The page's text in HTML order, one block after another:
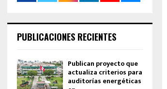
PUBLICACIONES RECIENTES
Publican proyecto que
actualiza criterios para
auditorías energéticas